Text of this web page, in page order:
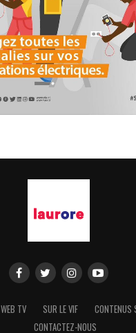
WEB TV SUR LE VIF
CONTENUS
CONTACTEZ-NOUS